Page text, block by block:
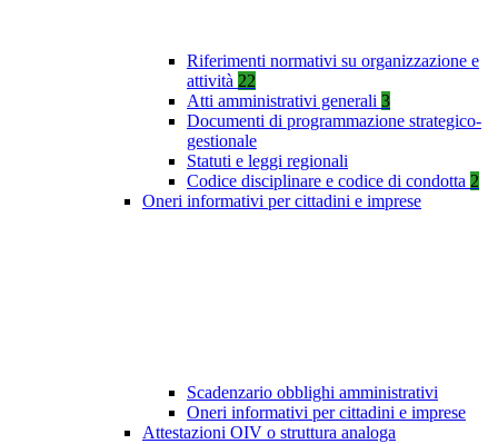
Riferimenti normativi su organizzazione e
attività 22
Atti amministrativi generali 3
Documenti di programmazione strategico-
gestionale
Statuti e leggi regionali
Codice disciplinare e codice di condotta 2
Oneri informativi per cittadini e imprese
Scadenzario obblighi amministrativi
Oneri informativi per cittadini e imprese
Attestazioni OIV o struttura analoga